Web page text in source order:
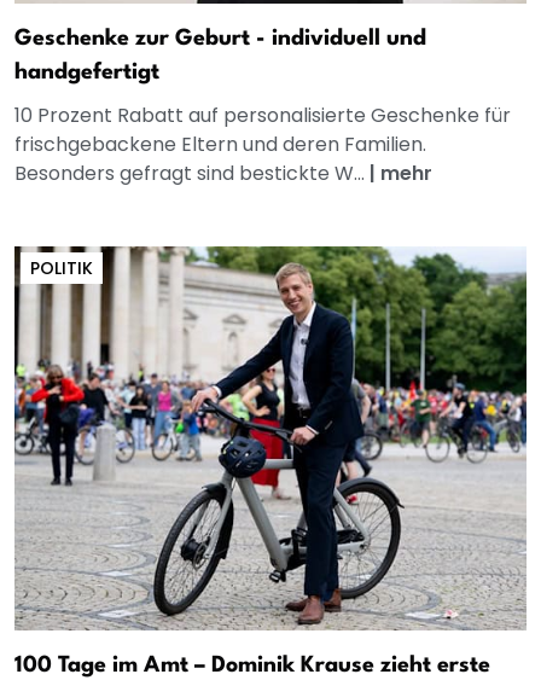
Geschenke zur Geburt - individuell und
handgefertigt
10 Prozent Rabatt auf personalisierte Geschenke für
frischgebackene Eltern und deren Familien.
Besonders gefragt sind bestickte W... | mehr
POLITIK
100 Tage im Amt – Dominik Krause zieht erste